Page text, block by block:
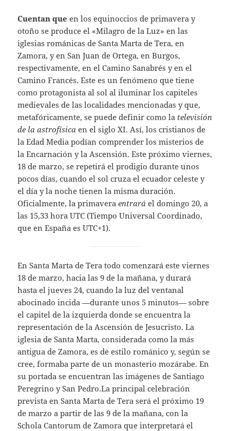
Cuentan que en los equinoccios de primavera y
otoño se produce el «Milagro de la Luz» en las
iglesias románicas de Santa Marta de Tera, en
Zamora, y en San Juan de Ortega, en Burgos,
respectivamente, en el Camino Sanabrés y en el
Camino Francés. Este es un fenómeno que tiene
como protagonista al sol al iluminar los capiteles
medievales de las localidades mencionadas y que,
metafóricamente, se puede definir como la televisión
de la astrofísica en el siglo XI. Así, los cristianos de
la Edad Media podían comprender los misterios de
la Encarnación y la Ascensión. Este próximo viernes,
18 de marzo, se repetirá el prodigio durante unos
pocos días, cuando el sol cruza el ecuador celeste y
el día y la noche tienen la misma duración.
Oficialmente, la primaveraentrará el domingo 20, a
las 15,33 hora UTC (Tiempo Universal Coordinado,
que en España es UTC+1).
En Santa Marta de Tera todo comenzará este viernes
18 de marzo, hacia las 9 de la mañana, y durará
hasta el jueves 24, cuando la luz del ventanal
abocinado incida —durante unos 5 minutos— sobre
el capitel de la izquierda donde se encuentra la
representación de la Ascensión de Jesucristo. La
iglesia de Santa Marta, considerada como la más
antigua de Zamora, es de estilo románico y, según se
cree, formaba parte de un monasterio mozárabe. En
su portada se encuentran las imágenes de Santiago
Peregrino y San Pedro.La principal celebración
prevista en Santa Marta de Tera será el próximo 19
de marzo a partir de las 9 de la mañana, con la
Schola Cantorum de Zamora que interpretará el